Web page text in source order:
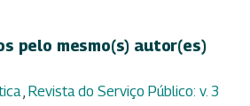
pelo mesmo(s) autor(es)
, Revista do Serviço Público: v. 3